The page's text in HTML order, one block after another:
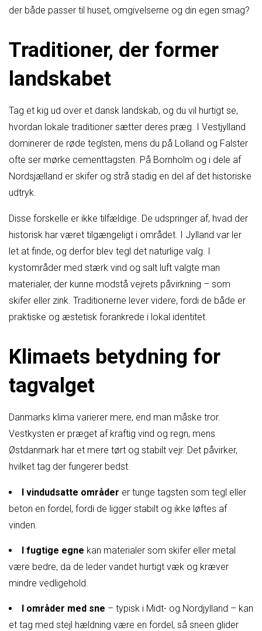
der både passer til huset, omgivelserne og din egen smag?
Traditioner, der former
landskabet
Tag et kig ud over et dansk landskab, og du vil hurtigt se,
hvordan lokale traditioner sætter deres præg. I Vestjylland
dominerer de røde teglsten, mens du på Lolland og Falster
ofte ser mørke cementtagsten. På Bornholm og i dele af
Nordsjælland er skifer og strå stadig en del af det historiske
udtryk.
Disse forskelle er ikke tilfældige. De udspringer af, hvad der
historisk har været tilgængeligt i området. I Jylland var ler
let at finde, og derfor blev tegl det naturlige valg. I
kystområder med stærk vind og salt luft valgte man
materialer, der kunne modstå vejrets påvirkning – som
skifer eller zink. Traditionerne lever videre, fordi de både er
praktiske og æstetisk forankrede i lokal identitet.
Klimaets betydning for
tagvalget
Danmarks klima varierer mere, end man måske tror.
Vestkysten er præget af kraftig vind og regn, mens
Østdanmark har et mere tørt og stabilt vejr. Det påvirker,
hvilket tag der fungerer bedst.
I vindudsatte områder er tunge tagsten som tegl eller
beton en fordel, fordi de ligger stabilt og ikke løftes af
vinden.
I fugtige egne kan materialer som skifer eller metal
være bedre, da de leder vandet hurtigt væk og kræver
mindre vedligehold.
I områder med sne – typisk i Midt- og Nordjylland – kan
et tag med stejl hældning være en fordel, så sneen glider